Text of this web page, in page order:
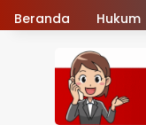
Beranda Hukum